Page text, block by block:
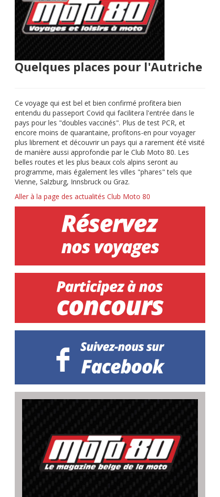
Quelques places pour l'Autriche
Ce voyage qui est bel et bien confirmé profitera bien
entendu du passeport Covid qui facilitera l'entrée dans le
pays pour les "doubles vaccinés". Plus de test PCR, et
encore moins de quarantaine, profitons-en pour voyager
plus librement et découvrir un pays qui a rarement été visité
de manière aussi approfondie par le Club Moto 80. Les
belles routes et les plus beaux cols alpins seront au
programme, mais également les villes "phares" tels que
Vienne, Salzburg, Innsbruck ou Graz.
Aller à la page des actualités Club Moto 80